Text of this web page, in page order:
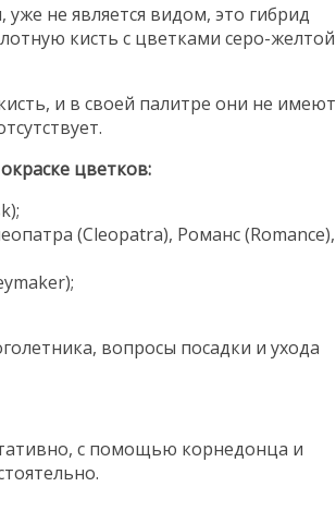
уже не является видом, это гибрид
кисть с цветками серо-желтой
и в своей палитре они не имеют
цветков:
(Cleopatra), Романс (Romance),
с помощью корнедонца и